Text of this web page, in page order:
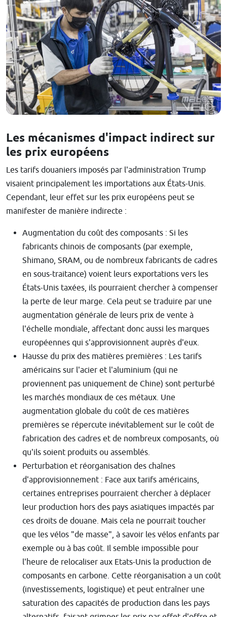
Les mécanismes d'impact indirect sur
les prix européens
Les tarifs douaniers imposés par l'administration Trump
visaient principalement les importations aux États-Unis.
Cependant, leur effet sur les prix européens peut se
manifester de manière indirecte :
Augmentation du coût des composants : Si les
fabricants chinois de composants (par exemple,
Shimano, SRAM, ou de nombreux fabricants de cadres
en sous-traitance) voient leurs exportations vers les
États-Unis taxées, ils pourraient chercher à compenser
la perte de leur marge. Cela peut se traduire par une
augmentation générale de leurs prix de vente à
l'échelle mondiale, affectant donc aussi les marques
européennes qui s'approvisionnent auprès d'eux.
Hausse du prix des matières premières : Les tarifs
américains sur l'acier et l'aluminium (qui ne
proviennent pas uniquement de Chine) sont perturbé
les marchés mondiaux de ces métaux. Une
augmentation globale du coût de ces matières
premières se répercute inévitablement sur le coût de
fabrication des cadres et de nombreux composants, où
qu'ils soient produits ou assemblés.
Perturbation et réorganisation des chaînes
d'approvisionnement : Face aux tarifs américains,
certaines entreprises pourraient chercher à déplacer
leur production hors des pays asiatiques impactés par
ces droits de douane. Mais cela ne pourrait toucher
que les vélos "de masse", à savoir les vélos enfants par
exemple ou à bas coût. Il semble impossible pour
l'heure de relocaliser aux Etats-Unis la production de
composants en carbone. Cette réorganisation a un coût
(investissements, logistique) et peut entraîner une
saturation des capacités de production dans les pays